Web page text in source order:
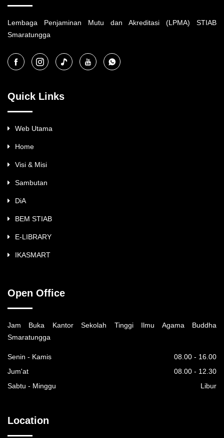
Lembaga Penjaminan Mutu dan Akreditasi (LPMA) STIAB
Smaratungga
Quick Links
Web Utama
Home
Visi & Misi
Sambutan
DiA
BEM STIAB
E-LIBRARY
IKASMART
Open Office
Jam Buka Kantor Sekolah Tinggi Ilmu Agama Buddha
Smaratungga
Senin - Kamis
08.00 - 16.00
Jum'at
08.00 - 12.30
Sabtu - Minggu
Libur
Location